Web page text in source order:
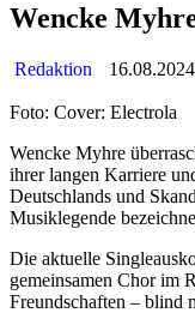
Wencke
Redaktion 16.08.2024
Foto: Cover: Electrola
Wencke Myhre
ihrer langen Karriere
Deutschlands und
Musiklegende
Die aktuelle
gemeinsamen Chor im
Freundschaften – blind